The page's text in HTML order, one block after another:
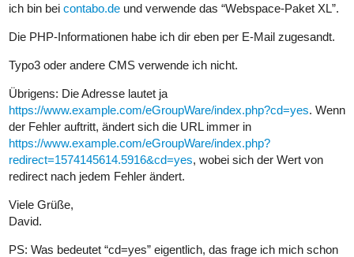
ich bin bei contabo.de und verwende das “Webspace-Paket XL”.
Die PHP-Informationen habe ich dir eben per E-Mail zugesandt.
Typo3 oder andere CMS verwende ich nicht.
Übrigens: Die Adresse lautet ja
https://www.example.com/eGroupWare/index.php?cd=yes. Wenn
der Fehler auftritt, ändert sich die URL immer in
https://www.example.com/eGroupWare/index.php?
redirect=1574145614.5916&cd=yes, wobei sich der Wert von
redirect nach jedem Fehler ändert.
Viele Grüße,
David.
PS: Was bedeutet “cd=yes” eigentlich, das frage ich mich schon